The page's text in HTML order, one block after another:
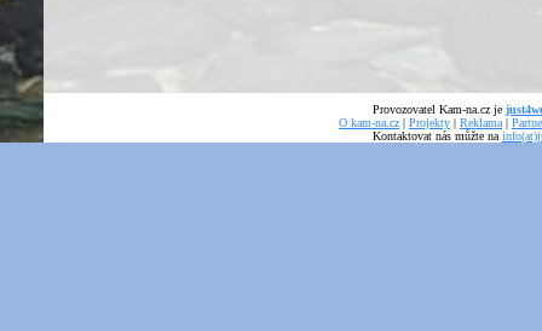
Provozovatel Kam-na.cz je
O kam-na.cz | Projekty | Reklama |
Kontaktovat nás můžte na